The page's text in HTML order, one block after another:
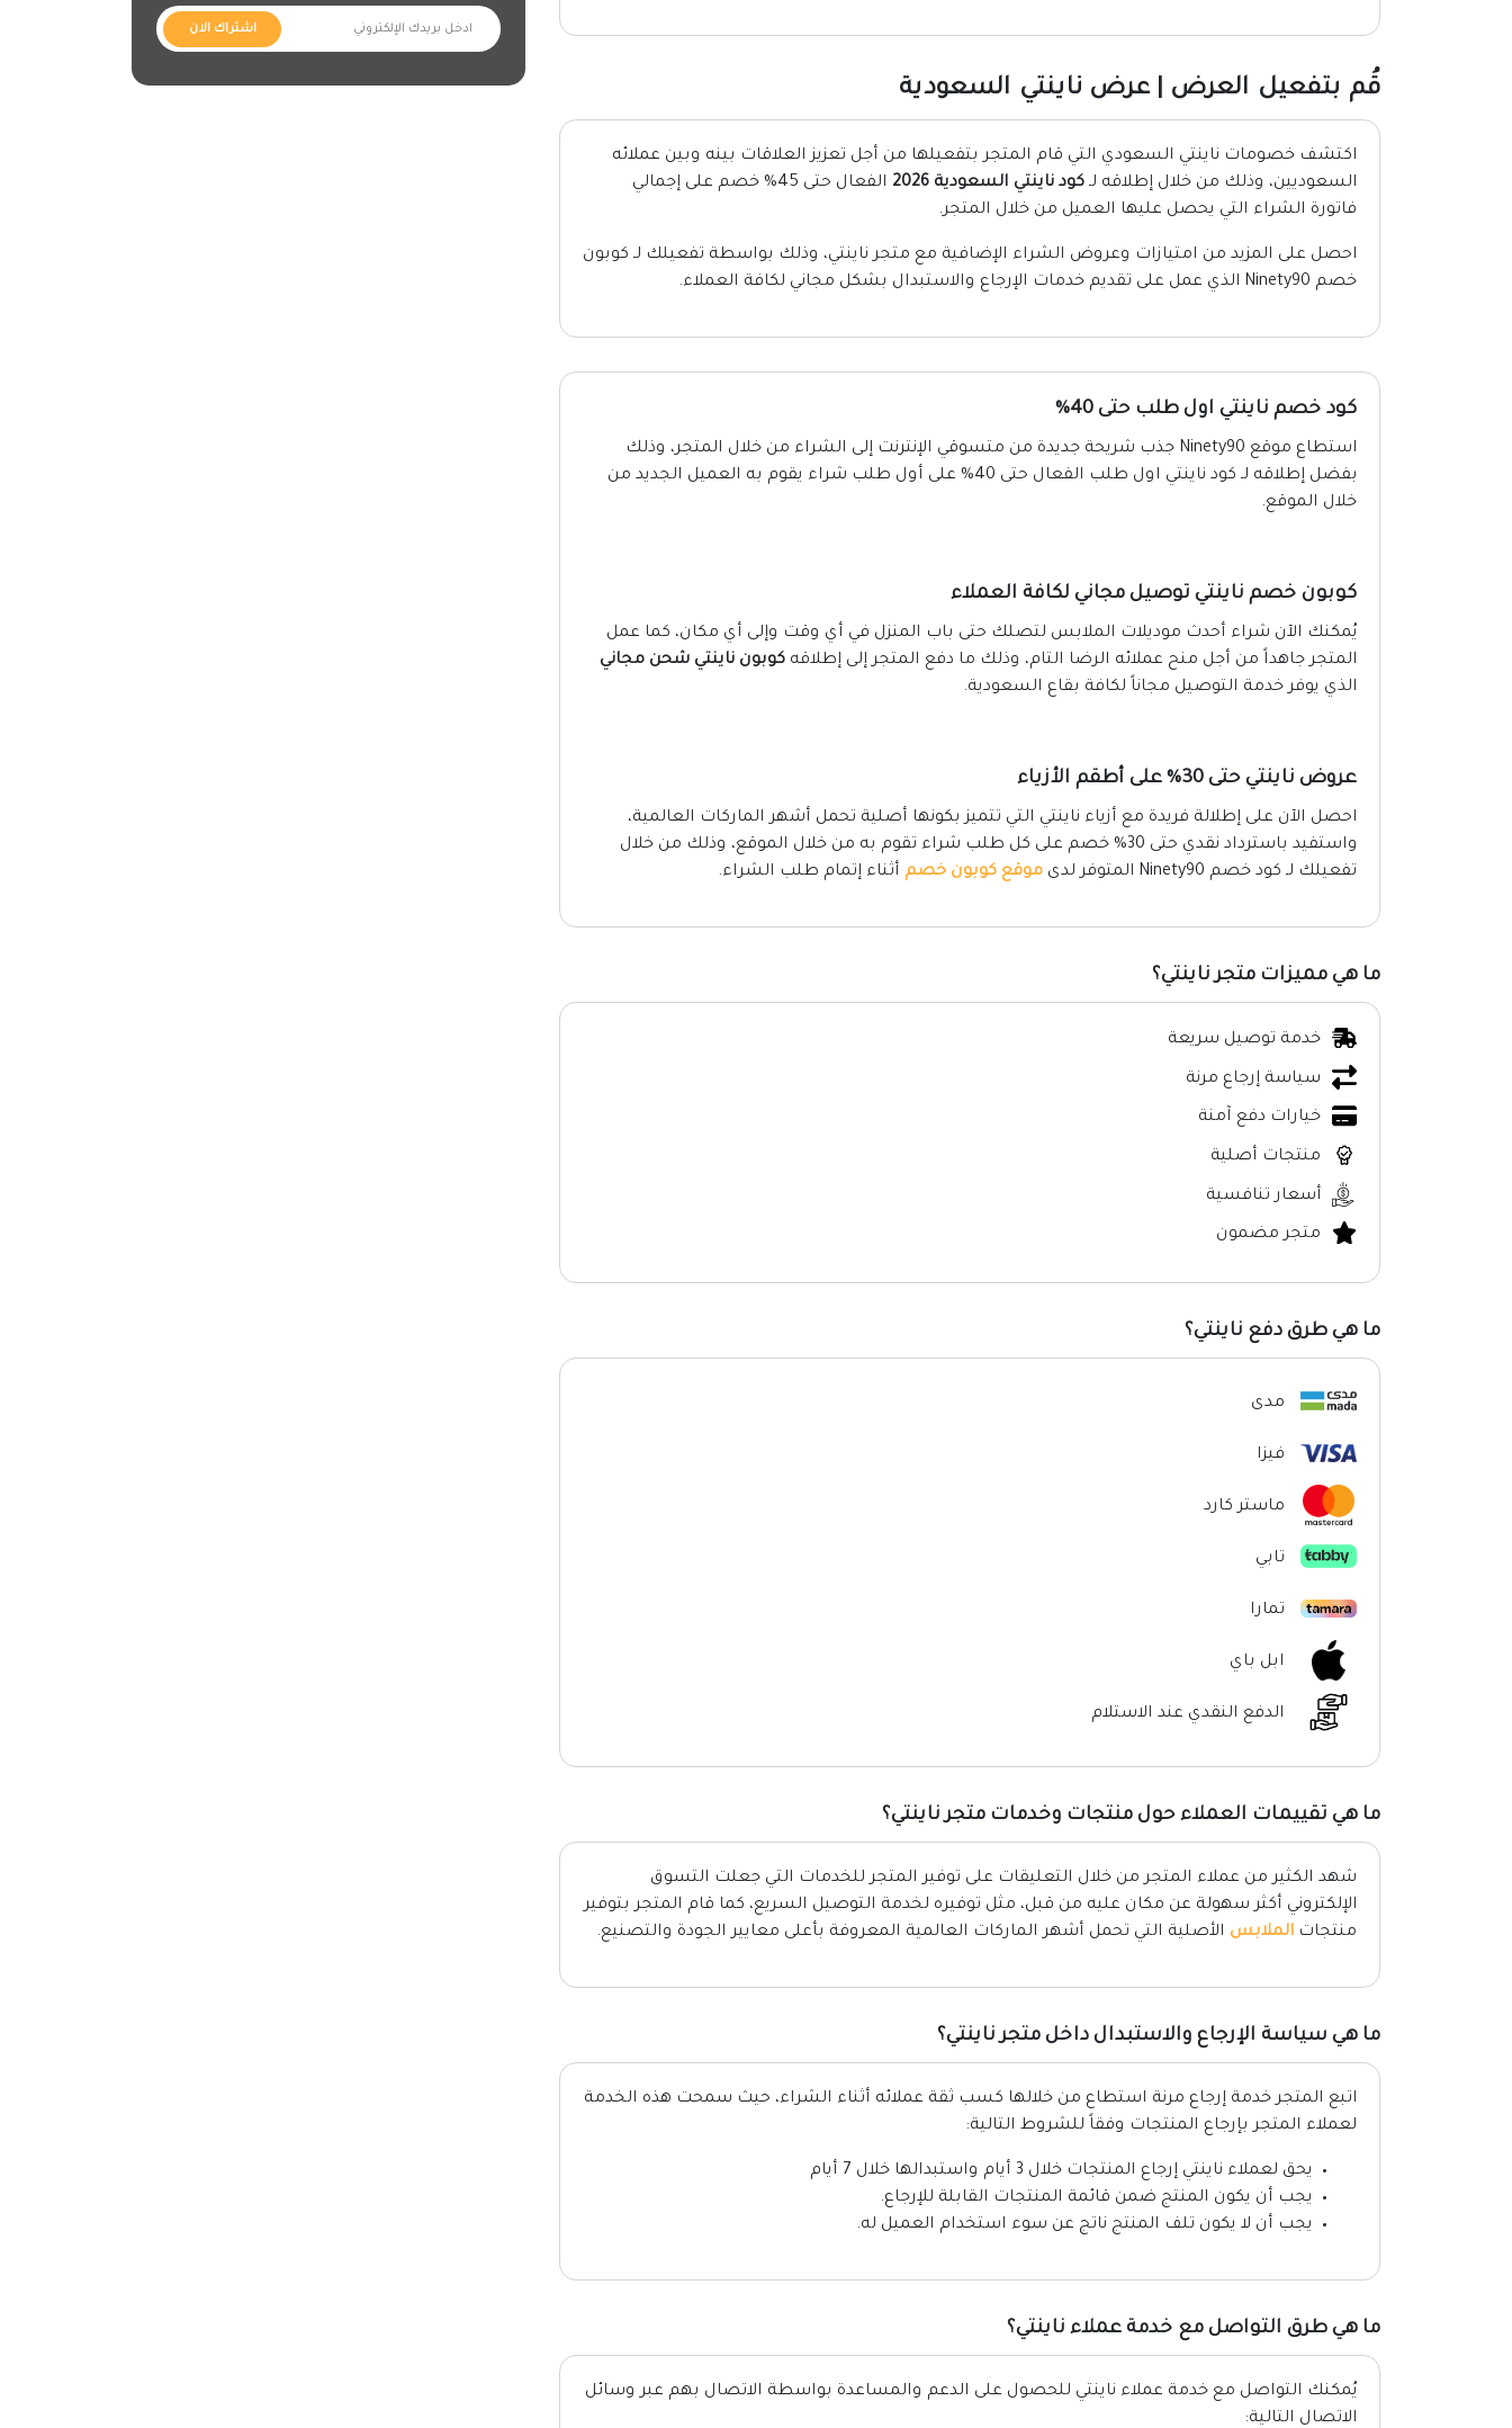
قُم بتفعيل العرض | عرض ناينتي السعودية
اكتشف خصومات ناينتي السعودي التي قام المتجر بتفعيلها من أجل تعزيز العلاقات بينه وبين عملائه
السعوديين، وذلك من خلال إطلاقه لـ كود ناينتي السعودية 2026
الفعال حتى 45% خصم على إجمالي
فاتورة الشراء التي يحصل عليها العميل من خلال المتجر.
احصل على المزيد من امتيازات وعروض الشراء الإضافية مع متجر ناينتي، وذلك بواسطة تفعيلك لـ كوبون
خصم Ninety90 الذي عمل على تقديم خدمات الإرجاع والاستبدال بشكل مجاني لكافة العملاء.
كود خصم ناينتي اول طلب حتى 40%
استطاع موقع Ninety90 جذب شريحة جديدة من متسوقي الإنترنت إلى الشراء من خلال المتجر، وذلك
بفضل إطلاقه لـ كود ناينتي اول طلب الفعال حتى 40% على أول طلب شراء يقوم به العميل الجديد من
خلال الموقع.
كوبون خصم ناينتي توصيل مجاني لكافة العملاء
يُمكنك الآن شراء أحدث موديلات الملابس لتصلك حتى باب المنزل في أي وقت وإلى أي مكان، كما عمل
المتجر جاهداً من أجل منح عملائه الرضا التام، وذلك ما دفع المتجر إلى إطلاقه كوبون ناينتي شحن مجاني
الذي يوفر خدمة التوصيل مجاناً لكافة بقاع السعودية.
عروض ناينتي حتى 30% على أطقم الأزياء
احصل الآن على إطلالة فريدة مع أزياء ناينتي التي تتميز بكونها أصلية تحمل أشهر الماركات العالمية،
واستفيد باسترداد نقدي حتى 30% خصم على كل طلب شراء تقوم به من خلال الموقع، وذلك من خلال
تفعيلك لـ كود خصم Ninety90 المتوفر لدى
موقع كوبون خصم أثناء إتمام طلب الشراء.
ما هي مميزات متجر ناينتي؟
خدمة توصيل سريعة
سياسة إرجاع مرنة
خيارات دفع آمنة
منتجات أصلية
أسعار تنافسية
متجر مضمون
ما هي طرق دفع ناينتي؟
مدى
فيزا
ماستر كارد
تابي
تمارا
ابل باي
الدفع النقدي عند الاستلام
ما هي تقييمات العملاء حول منتجات وخدمات متجر ناينتي؟
شهد الكثير من عملاء المتجر من خلال التعليقات على توفير المتجر للخدمات التي جعلت التسوق
الإلكتروني أكثر سهولة عن مكان عليه من قبل، مثل توفيره لخدمة التوصيل السريع، كما قام المتجر بتوفير
منتجات الملابس الأصلية التي تحمل أشهر الماركات العالمية المعروفة بأعلى معايير الجودة والتصنيع.
ما هي سياسة الإرجاع والاستبدال داخل متجر ناينتي؟
اتبع المتجر خدمة إرجاع مرنة استطاع من خلالها كسب ثقة عملائه أثناء الشراء، حيث سمحت هذه الخدمة
لعملاء المتجر بإرجاع المنتجات وفقاً للشروط التالية:
يحق لعملاء ناينتي إرجاع المنتجات خلال 3 أيام واستبدالها خلال 7 أيام
يجب أن يكون المنتج ضمن قائمة المنتجات القابلة للإرجاع.
يجب أن لا يكون تلف المنتج ناتج عن سوء استخدام العميل له.
ما هي طرق التواصل مع خدمة عملاء ناينتي؟
يُمكنك التواصل مع خدمة عملاء ناينتي للحصول على الدعم والمساعدة بواسطة الاتصال بهم عبر وسائل
الاتصال التالية:
اشتراك الان